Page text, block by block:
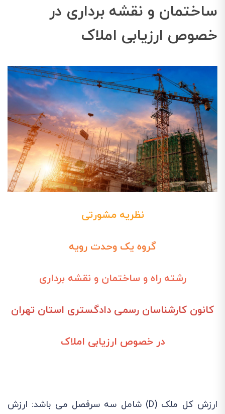
ساختمان و نقشه برداری در
خصوص ارزیابی املاک
نظریه مشورتی
گروه یک وحدت رویه
رشته راه و ساختمان و نقشه برداری
کانون کارشناسان رسمی دادگستری استان تهران
در خصوص ارزیابی املاک
ارزش کل ملک (D) شامل سه سرفصل می باشد: ارزش